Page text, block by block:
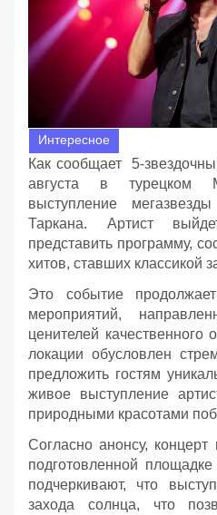
Интересное
Как сообщает 5-
августа в турецком
выступление
Таркана. Артист
представить программу,
хитов, ставших классикой
Это событие
мероприятий,
ценителей
локации обусловлен
предложить гостям
живое выступление
природными красотами
Согласно анонсу,
подготовленной
подчеркивают, что
захода солнца, что